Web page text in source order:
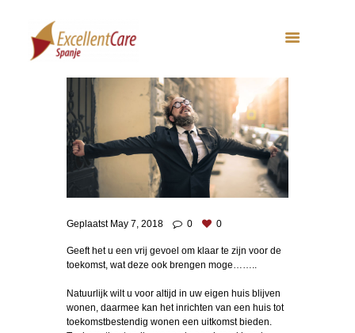
Geplaatst May 7, 2018 0 0
Geeft het u een vrij gevoel om klaar te zijn voor de
toekomst, wat deze ook brengen moge……..
Natuurlijk wilt u voor altijd in uw eigen huis blijven
wonen, daarmee kan het inrichten van een huis tot
toekomstbestendig wonen een uitkomst bieden.